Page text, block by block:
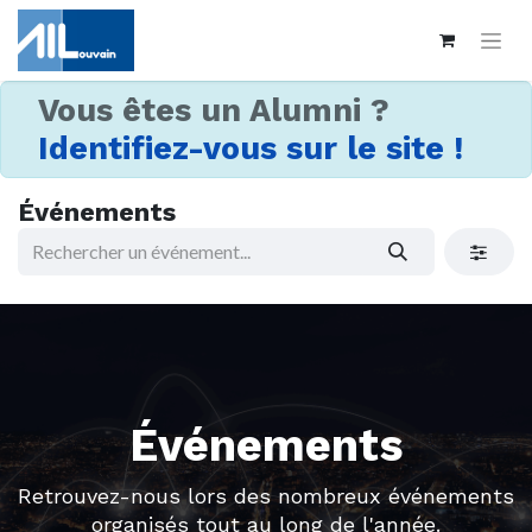
Vous êtes un Alumni ?
Identifiez-vous sur le site !
Événements
Événements
Retrouvez-nous lors des nombreux événements
organisés tout au long de l'année.